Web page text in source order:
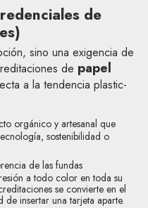
de
sino una exigencia de
de papel
a la tendencia plastic-
orgánico y artesanal que
sostenibilidad o
de las fundas
a todo color en toda su
se convierte en el
insertar una tarjeta aparte.